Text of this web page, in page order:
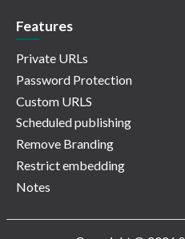
Features
Private URLs
Password Protection
Custom URLS
Scheduled publishing
Remove Branding
Restrict embedding
Notes